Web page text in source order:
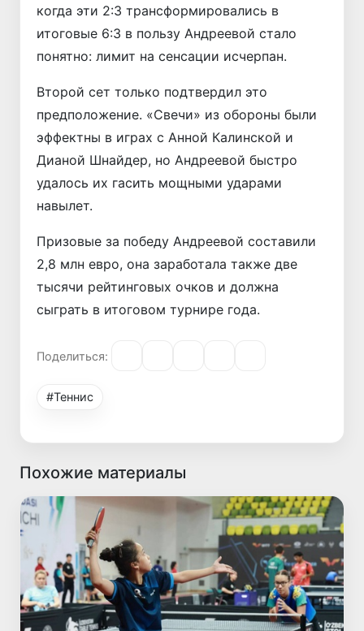
когда эти 2:3 трансформировались в
итоговые 6:3 в пользу Андреевой стало
понятно: лимит на сенсации исчерпан.
Второй сет только подтвердил это
предположение. «Свечи» из обороны были
эффектны в играх с Анной Калинской и
Дианой Шнайдер, но Андреевой быстро
удалось их гасить мощными ударами
навылет.
Призовые за победу Андреевой составили
2,8 млн евро, она заработала также две
тысячи рейтинговых очков и должна
сыграть в итоговом турнире года.
Поделиться:
#Теннис
Похожие материалы